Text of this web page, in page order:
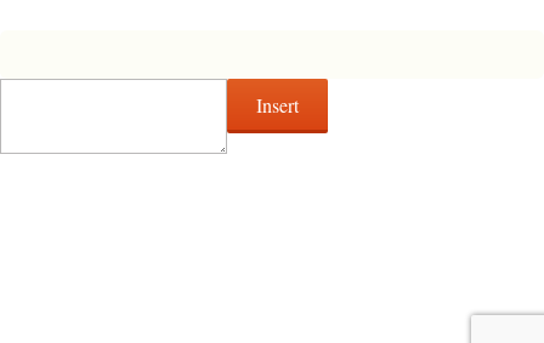
Insert